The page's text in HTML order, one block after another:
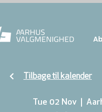
Tue 02 Nov
  |
Tilbage til kalender